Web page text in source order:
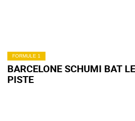
FORMULE 1
BARCELONE SCHUMI BAT
PISTE